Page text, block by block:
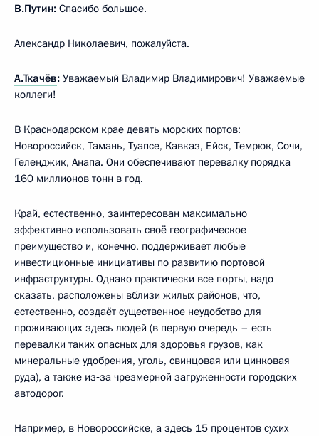
В.Путин: Спасибо большое.
Александр Николаевич, пожалуйста.
А.Ткачёв: Уважаемый Владимир Владимирович! Уважаемые
коллеги!
В Краснодарском крае девять морских портов:
Новороссийск, Тамань, Туапсе, Кавказ, Ейск, Темрюк, Сочи,
Геленджик, Анапа. Они обеспечивают перевалку порядка
160 миллионов тонн в год.
Край, естественно, заинтересован максимально
эффективно использовать своё географическое
преимущество и, конечно, поддерживает любые
инвестиционные инициативы по развитию портовой
инфраструктуры. Однако практически все порты, надо
сказать, расположены вблизи жилых районов, что,
естественно, создаёт существенное неудобство для
проживающих здесь людей (в первую очередь – есть
перевалки таких опасных для здоровья грузов, как
минеральные удобрения, уголь, свинцовая или цинковая
руда), а также из‑за чрезмерной загруженности городских
автодорог.
Например, в Новороссийске, а здесь 15 процентов сухих